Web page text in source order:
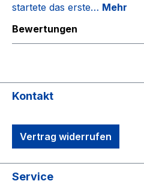
startete das erste… Mehr
Bewertungen
Kontakt
Vertrag widerrufen
Service